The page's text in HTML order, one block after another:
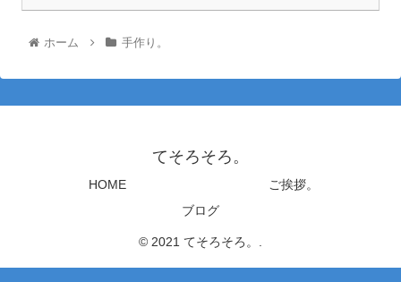
ホーム 手作り。
てそろそろ。
HOME
ご挨拶。
ブログ
© 2021 てそろそろ。.